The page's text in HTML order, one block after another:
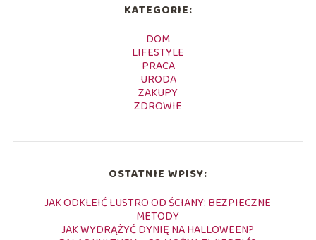
KATEGORIE:
DOM
LIFESTYLE
PRACA
URODA
ZAKUPY
ZDROWIE
OSTATNIE WPISY:
JAK ODKLEIĆ LUSTRO OD ŚCIANY: BEZPIECZNE
METODY
JAK WYDRĄŻYĆ DYNIĘ NA HALLOWEEN?